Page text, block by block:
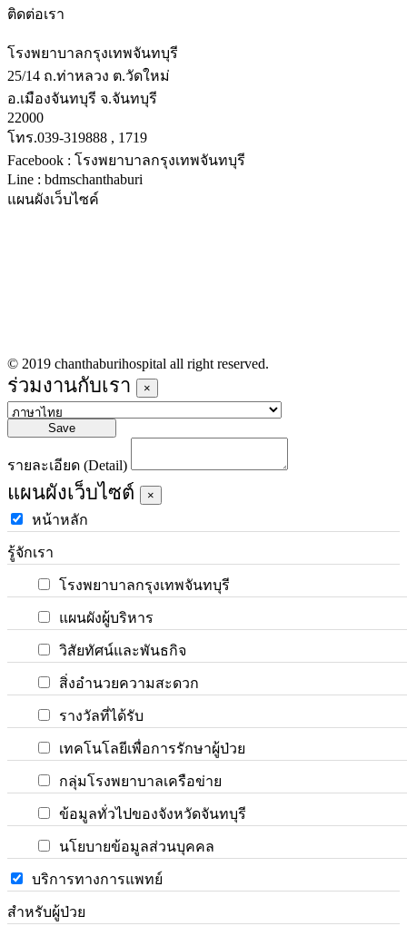
ติดต่อเรา
โรงพยาบาลกรุงเทพจันทบุรี
25/14 ถ.ท่าหลวง ต.วัดใหม่
อ.เมืองจันทบุรี จ.จันทบุรี
22000
โทร.039-319888 , 1719
Facebook : โรงพยาบาลกรุงเทพจันทบุรี
Line : bdmschanthaburi
แผนผังเว็บไซค์
© 2019 chanthaburihospital all right reserved.
ร่วมงานกับเรา ×
Save
รายละเอียด (Detail)
แผนผังเว็บไซต์ ×
หน้าหลัก
รู้จักเรา
โรงพยาบาลกรุงเทพจันทบุรี
แผนผังผู้บริหาร
วิสัยทัศน์และพันธกิจ
สิ่งอำนวยความสะดวก
รางวัลที่ได้รับ
เทคโนโลยีเพื่อการรักษาผู้ป่วย
กลุ่มโรงพยาบาลเครือข่าย
ข้อมูลทั่วไปของจังหวัดจันทบุรี
นโยบายข้อมูลส่วนบุคคล
บริการทางการแพทย์
สำหรับผู้ป่วย